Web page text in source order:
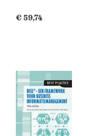
€ 59,74